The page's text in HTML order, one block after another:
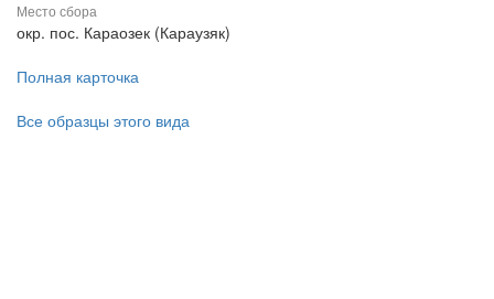
Место сбора
окр. пос. Караозек (Караузяк)
Полная карточка
Все образцы этого вида